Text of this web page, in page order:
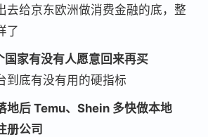
去给京东欧洲做消费金融的底，整
了
家有没有人愿意回来再买
到底有没有用的硬指标
地后 Temu、Shein 多快做本地
册公司